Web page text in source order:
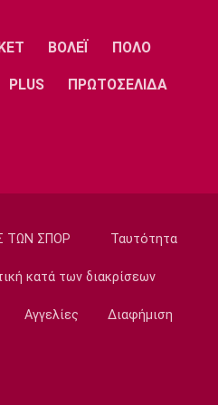
όλα στο
συνήθειες του ο
ΒΟΛΕΪ ΠΟΛΟ
PLUS ΠΡΩΤΟΣΕΛΙΔΑ
ΤΩΝ ΣΠΟΡ Ταυτότητα
κατά των διακρίσεων
Αγγελίες Διαφήμιση